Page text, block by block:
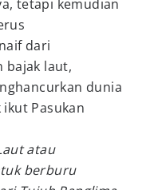
tetapi kemudian
dari
bajak laut,
dunia
Pasukan
atau
berburu